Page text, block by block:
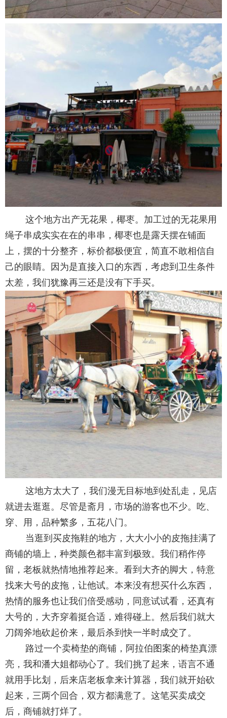
这个地方出产无花果，椰枣。加工过的无花果用
绳子串成实实在在的串串，椰枣也是露天摆在铺面
上，摆的十分整齐，标价都极便宜，简直不敢相信自
己的眼睛。因为是直接入口的东西，考虑到卫生条件
太差，我们犹豫再三还是没有下手买。
这地方太大了，我们漫无目标地到处乱走，见店
就进去逛逛。尽管是斋月，市场的游客也不少。吃、
穿、用，品种繁多，五花八门。
当逛到买皮拖鞋的地方，大大小小的皮拖挂满了
商铺的墙上，种类颜色都丰富到极致。我们稍作停
留，老板就热情地推荐起来。看到大齐的脚大，特意
找来大号的皮拖，让他试。本来没有想买什么东西，
热情的服务也让我们倍受感动，同意试试看，还真有
大号的，大齐穿着挺合适，难得碰上。然后我们就大
刀阔斧地砍起价来，最后杀到快一半时成交了。
路过一个卖椅垫的商铺，阿拉伯图案的椅垫真漂
亮，我和潘大姐都动心了。我们挑了起来，语言不通
就用手比划，后来店老板拿来计算器，我们就开始砍
起来，三两个回合，双方都满意了。这笔买卖成交
后，商铺就打烊了。